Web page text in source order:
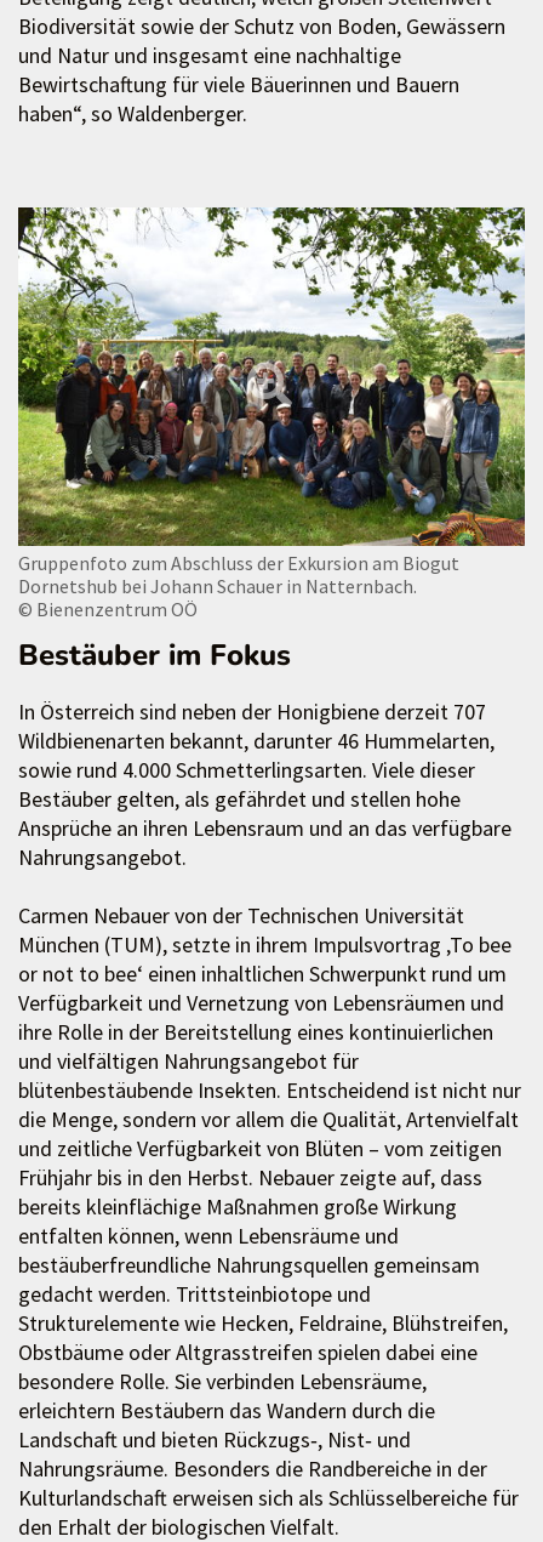
Biodiversität sowie der Schutz von Boden, Gewässern
und Natur und insgesamt eine nachhaltige
Bewirtschaftung für viele Bäuerinnen und Bauern
haben“, so Waldenberger.
Gruppenfoto zum Abschluss der Exkursion am Biogut
Dornetshub bei Johann Schauer in Natternbach.
© Bienenzentrum OÖ
Bestäuber im Fokus
In Österreich sind neben der Honigbiene derzeit 707
Wildbienenarten bekannt, darunter 46 Hummelarten,
sowie rund 4.000 Schmetterlingsarten. Viele dieser
Bestäuber gelten, als gefährdet und stellen hohe
Ansprüche an ihren Lebensraum und an das verfügbare
Nahrungsangebot.
Carmen Nebauer von der Technischen Universität
München (TUM), setzte in ihrem Impulsvortrag ‚To bee
or not to bee‘ einen inhaltlichen Schwerpunkt rund um
Verfügbarkeit und Vernetzung von Lebensräumen und
ihre Rolle in der Bereitstellung eines kontinuierlichen
und vielfältigen Nahrungsangebot für
blütenbestäubende Insekten. Entscheidend ist nicht nur
die Menge, sondern vor allem die Qualität, Artenvielfalt
und zeitliche Verfügbarkeit von Blüten – vom zeitigen
Frühjahr bis in den Herbst. Nebauer zeigte auf, dass
bereits kleinflächige Maßnahmen große Wirkung
entfalten können, wenn Lebensräume und
bestäuberfreundliche Nahrungsquellen gemeinsam
gedacht werden. Trittsteinbiotope und
Strukturelemente wie Hecken, Feldraine, Blühstreifen,
Obstbäume oder Altgrasstreifen spielen dabei eine
besondere Rolle. Sie verbinden Lebensräume,
erleichtern Bestäubern das Wandern durch die
Landschaft und bieten Rückzugs‑, Nist‑ und
Nahrungsräume. Besonders die Randbereiche in der
Kulturlandschaft erweisen sich als Schlüsselbereiche für
den Erhalt der biologischen Vielfalt.